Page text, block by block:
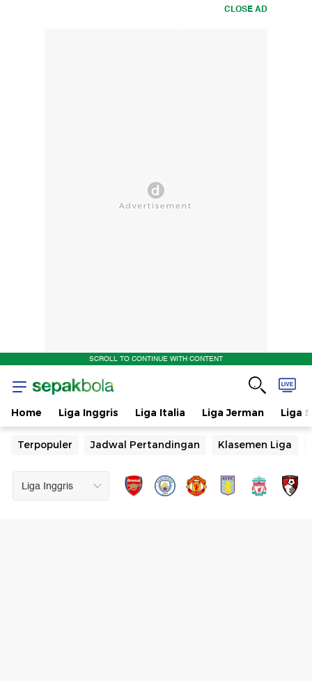
CLOSE AD
SCROLL TO CONTINUE WITH CONTENT
Home Liga Inggris Liga Italia Liga Jerman Liga
Terpopuler Jadwal Pertandingan Klasemen Liga